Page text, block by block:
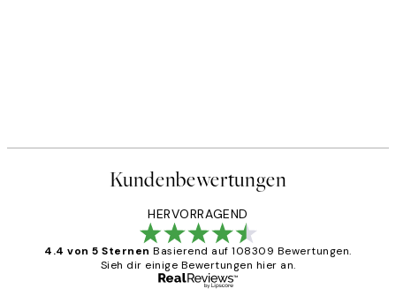
Kundenbewertungen
HERVORRAGEND
4.4 von 5 Sternen Basierend auf 108309 Bewertungen.
Sieh dir einige Bewertungen hier an.